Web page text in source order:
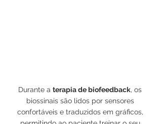
Durante a terapia de biofeedback, os
biossinais são lidos por sensores
confortáveis e traduzidos em gráficos,